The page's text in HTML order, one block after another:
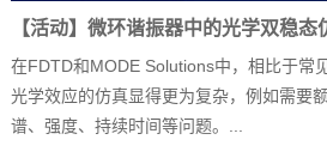
【活动】微环谐振器中的光学双稳态
在FDTD和MODE Solutions中，相比于常
光学效应的仿真显得更为复杂，例如需要
谱、强度、持续时间等问题。...